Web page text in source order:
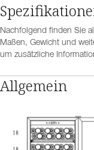
Nachfolgend finden Sie
Maßen, Gewicht und
um zusätzliche
Allgemein